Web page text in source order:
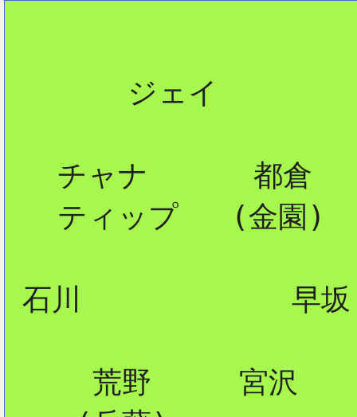
       ジェイ
   チャナ      都倉
   ティップ   (金園)
石川            早坂
     荒野     宮沢